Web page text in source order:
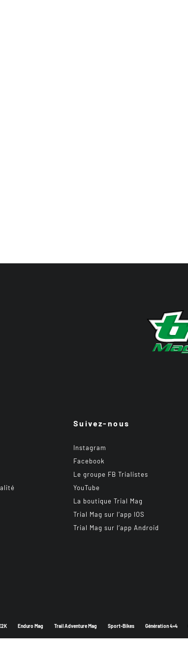
Suivez-nous
Instagram
Facebook
Le groupe FB Trialistes
YouTube
La boutique Trial Mag
Trial Mag sur l’app IOS
Trial Mag sur l’app Android
Enduro Mag Trail Adventure Mag Sport-Bikes Génération 4×4